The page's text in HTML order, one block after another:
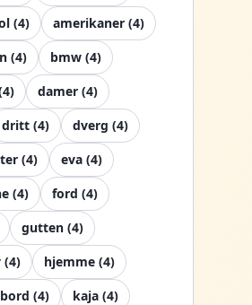
(4) amerikaner (4)
(4) bmw (4)
4) damer (4)
dritt (4) dverg (4)
(4) eva (4)
(4) ford (4)
gutten (4)
(4) hjemme (4)
(4) kaja (4)